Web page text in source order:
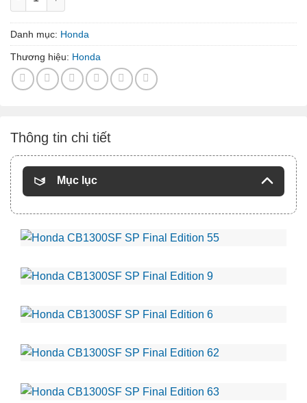
Danh mục: Honda
Thương hiệu: Honda
Thông tin chi tiết
Mục lục